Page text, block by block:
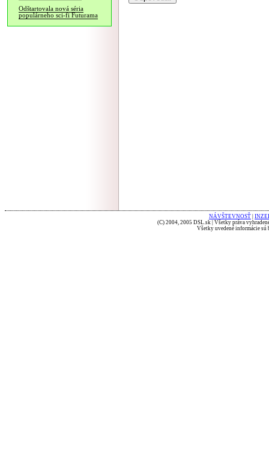
Odštartovala nová séria
populárneho sci-fi Futurama
NÁVŠTEVNOSŤ
(C) 2004, 2005 DSL.sk | Všetky práva
Všetky uvedené informácie sú